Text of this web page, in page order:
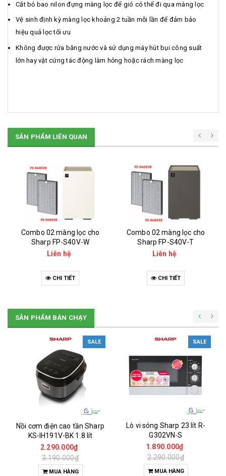
Cắt bỏ bao nilon đựng màng lọc để gió có thể đi qua màng lọc
Vệ sinh định kỳ màng lọc khoảng 2 tuần mỗi lần để đảm bảo
hiệu quả lọc tối ưu
Không được rửa bằng nước và sử dụng máy hút bụi công suất
lớn hay vật cứng tác động làm hỏng hoặc rách màng lọc
SẢN PHẨM LIÊN QUAN
Combo 02 màng lọc cho
Sharp FP-S40V-W
Liên hệ
CHI TIẾT
Combo 02 màng lọc cho
Sharp FP-S40V-T
Liên hệ
CHI TIẾT
SẢN PHẨM BÁN CHẠY
SALE
Nồi cơm điện cao tần Sharp
KS-IH191V-BK 1.8 lít
2.290.000₫
3.190.000₫
MUA HÀNG
SALE
Lò vi sóng Sharp 23 lít R-
G302VN-S
1.890.000₫
2.290.000₫
MUA HÀNG